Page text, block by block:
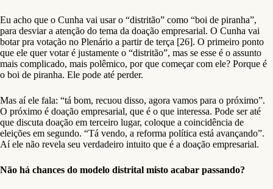
Eu acho que o Cunha vai usar o “distritão” como “boi de piranha”,
para desviar a atenção do tema da doação empresarial. O Cunha vai
botar pra votação no Plenário a partir de terça [26]. O primeiro ponto
que ele quer votar é justamente o “distritão”, mas se esse é o assunto
mais complicado, mais polêmico, por que começar com ele? Porque é
o boi de piranha. Ele pode até perder.
Mas aí ele fala: “tá bom, recuou disso, agora vamos para o próximo”.
O próximo é doação empresarial, que é o que interessa. Pode ser até
que discuta doação em terceiro lugar, coloque a coincidência de
eleições em segundo. “Tá vendo, a reforma política está avançando”.
Aí ele não revela seu verdadeiro intuito que é a doação empresarial.
Não há chances do modelo distrital misto acabar passando?